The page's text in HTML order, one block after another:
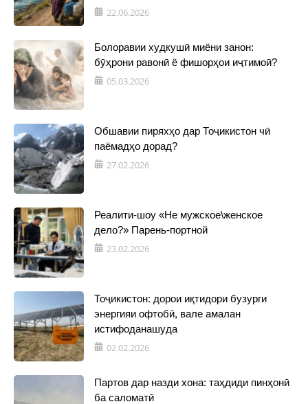
22.06.2026
Болоравии худкушӣ миёни занон:
бӯҳрони равонӣ ё фишорҳои иҷтимоӣ?
05.03.2026
Обшавии пиряхҳо дар Тоҷикистон чӣ
паёмадҳо дорад?
27.02.2026
Реалити-шоу «Не мужское\женское
дело?» Парень-портной
23.02.2026
Тоҷикистон: дорои иқтидори бузурги
энергияи офтобӣ, вале амалан
истифоданашуда
02.02.2026
Партов дар назди хона: таҳдиди пинҳонӣ
ба саломатӣ